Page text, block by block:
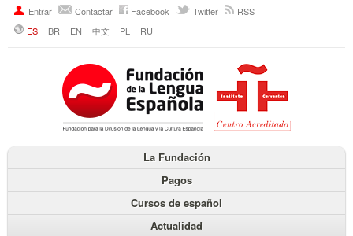
Entrar Contactar Facebook Twitter
RSS
ES
BR EN 中文 PL RU
La Fundación
Pagos
Cursos de español
Actualidad